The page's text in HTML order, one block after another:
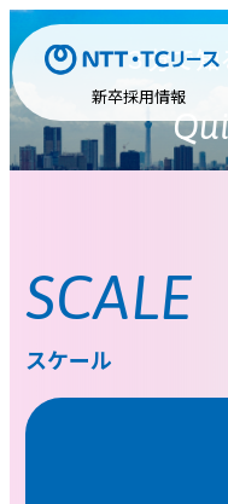
新卒採用情報
３分で知
SCALE
スケール